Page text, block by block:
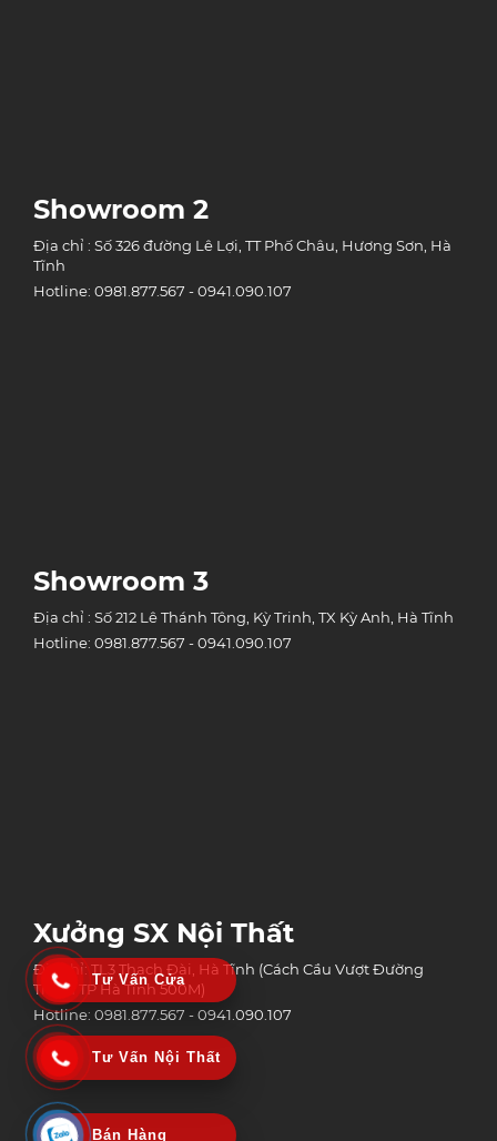
Showroom 2
Địa chỉ : Số 326 đường Lê Lợi, TT Phố Châu, Hương Sơn, Hà
Tĩnh
Hotline: 0981.877.567 - 0941.090.107
Showroom 3
Địa chỉ : Số 212 Lê Thánh Tông, Kỳ Trinh, TX Kỳ Anh, Hà Tĩnh
Hotline: 0981.877.567 - 0941.090.107
Xưởng SX Nội Thất
Địa chỉ: TL3 Thạch Đài, Hà Tĩnh (Cách Cầu Vượt Đường
Tránh TP Hà Tĩnh 500M)
Hotline: 0981.877.567 - 0941.090.107
Tư Vấn Cửa
Tư Vấn Nội Thất
Bán Hàng